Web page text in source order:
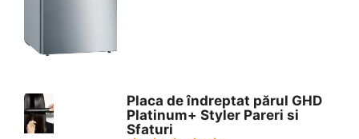
Placa de îndreptat părul GHD
Platinum+ Styler Pareri si
Sfaturi